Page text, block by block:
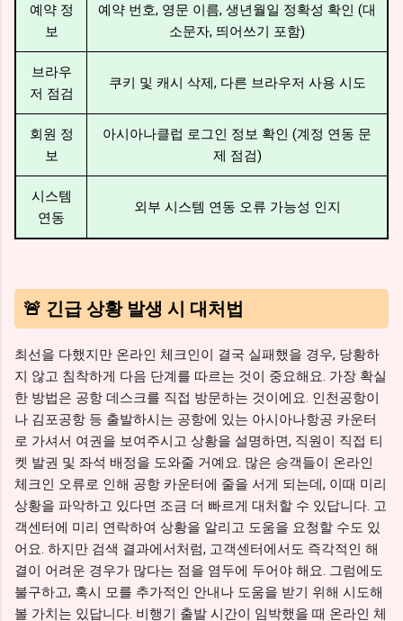
예약 정
보
예약 번호, 영문 이름, 생년월일 정확성 확인 (대
소문자, 띄어쓰기 포함)
브라우
저 점검
쿠키 및 캐시 삭제, 다른 브라우저 사용 시도
회원 정
보
아시아나클럽 로그인 정보 확인 (계정 연동 문
제 점검)
시스템
연동
외부 시스템 연동 오류 가능성 인지
🚨 긴급 상황 발생 시 대처법
최선을 다했지만 온라인 체크인이 결국 실패했을 경우, 당황하
지 않고 침착하게 다음 단계를 따르는 것이 중요해요. 가장 확실
한 방법은 공항 데스크를 직접 방문하는 것이에요. 인천공항이
나 김포공항 등 출발하시는 공항에 있는 아시아나항공 카운터
로 가셔서 여권을 보여주시고 상황을 설명하면, 직원이 직접 티
켓 발권 및 좌석 배정을 도와줄 거예요. 많은 승객들이 온라인
체크인 오류로 인해 공항 카운터에 줄을 서게 되는데, 이때 미리
상황을 파악하고 있다면 조금 더 빠르게 대처할 수 있답니다. 고
객센터에 미리 연락하여 상황을 알리고 도움을 요청할 수도 있
어요. 하지만 검색 결과에서처럼, 고객센터에서도 즉각적인 해
결이 어려운 경우가 많다는 점을 염두에 두어야 해요. 그럼에도
불구하고, 혹시 모를 추가적인 안내나 도움을 받기 위해 시도해
볼 가치는 있답니다. 비행기 출발 시간이 임박했을 때 온라인 체